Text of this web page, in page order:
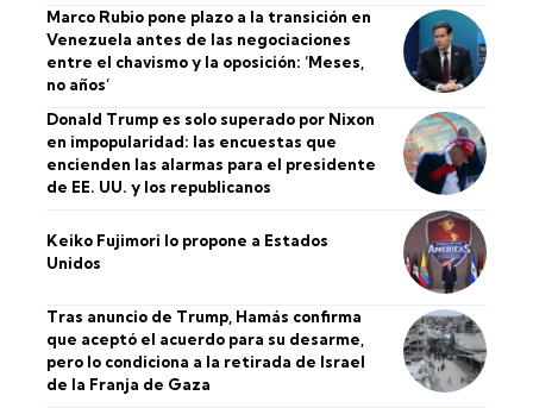
Marco Rubio pone plazo a la transición en
Venezuela antes de las negociaciones
entre el chavismo y la oposición: ‘Meses,
no años’
Donald Trump es solo superado por Nixon
en impopularidad: las encuestas que
encienden las alarmas para el presidente
de EE. UU. y los republicanos
Keiko Fujimori lo propone a Estados
Unidos
Tras anuncio de Trump, Hamás confirma
que aceptó el acuerdo para su desarme,
pero lo condiciona a la retirada de Israel
de la Franja de Gaza